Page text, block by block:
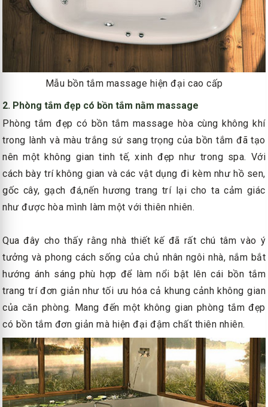
Mẫu bồn tắm massage hiện đại cao cấp
2. Phòng tắm đẹp có bồn tắm nằm massage
Phòng tắm đẹp có bồn tắm massage hòa cùng không khí
trong lành và màu trắng sứ sang trọng của bồn tắm đã tạo
nên một không gian tinh tế, xinh đẹp như trong spa. Với
cách bày trí không gian và các vật dụng đi kèm như hồ sen,
gốc cây, gạch đá,nến hương trang trí lại cho ta cảm giác
như được hòa mình làm một với thiên nhiên.
Quađây cho thấy rằng nhà thiết kế đã rất chú tâm vào ý
tưởng và phong cách sống của chủ nhân ngôi nhà, nắm bắt
hướng ánh sáng phù hợp để làm nổi bật lên cái bồn tắm
trang trí đơn giản như tối ưu hóa cả khung cảnh không gian
của căn phòng. Mang đến một không gian phòng tắm đẹp
có bồn tắm đơn giản mà hiện đại đậm chất thiên nhiên.